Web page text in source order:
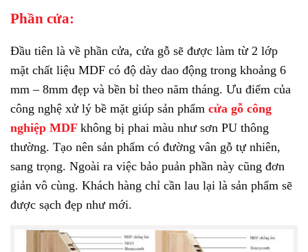
Phần cửa:
Đầu tiên là về phần cửa, cửa gỗ sẽ được làm từ 2 lớp
mặt chất liệu MDF có độ dày dao động trong khoảng 6
mm – 8mm đẹp và bền bỉ theo năm tháng. Ưu điểm của
công nghệ xử lý bề mặt giúp sản phẩm cửa gỗ công
nghiệp MDF không bị phai màu như sơn PU thông
thường. Tạo nên sản phẩm có đường vân gỗ tự nhiên,
sang trọng. Ngoài ra việc bảo puản phần này cũng đơn
giản vô cùng. Khách hàng chỉ cần lau lại là sản phẩm sẽ
được sạch đẹp như mới.